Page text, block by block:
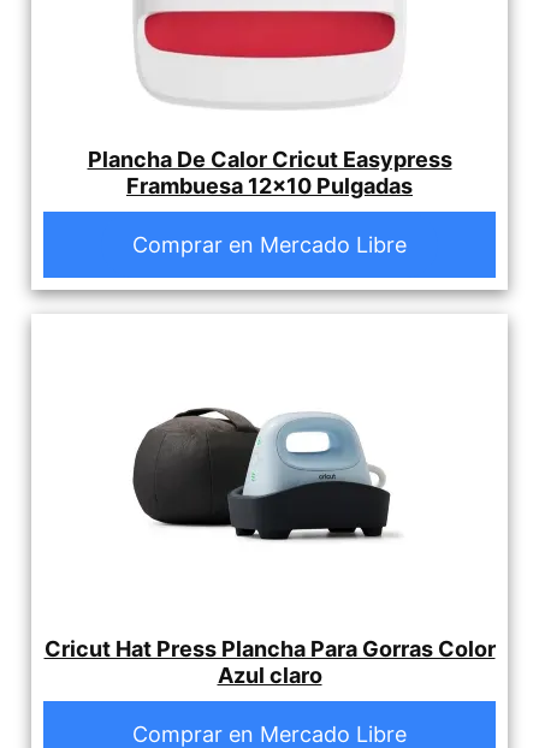
Plancha De Calor Cricut Easypress
Frambuesa 12x10 Pulgadas
Comprar en Mercado Libre
Cricut Hat Press Plancha Para Gorras Color
Azul claro
Comprar en Mercado Libre